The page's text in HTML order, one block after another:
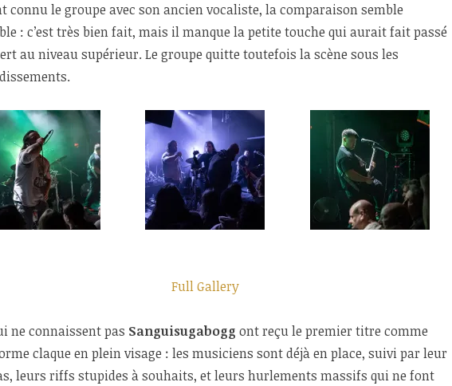
connu le groupe avec son ancien vocaliste, la comparaison semble
: c’est très bien fait, mais il manque la petite touche qui aurait fait passé
au niveau supérieur. Le groupe quitte toutefois la scène sous les
Full Gallery
ne connaissent pas Sanguisugabogg ont reçu le premier titre comme
claque en plein visage : les musiciens sont déjà en place, suivi par leur
leurs riffs stupides à souhaits, et leurs hurlements massifs qui ne font